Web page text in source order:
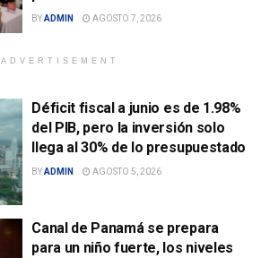
BYADMIN AGOSTO 7, 2026
ADVERTISEMENT
Déficit fiscal a junio es de 1.98%
del PIB, pero la inversión solo
llega al 30% de lo presupuestado
BYADMIN AGOSTO 5, 2026
Canal de Panamá se prepara
para un niño fuerte, los niveles